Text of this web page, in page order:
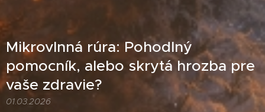
Mikrovlnná rúra: Pohodlný
pomocník, alebo skrytá hrozba pre
vaše zdravie?
01.03.2026